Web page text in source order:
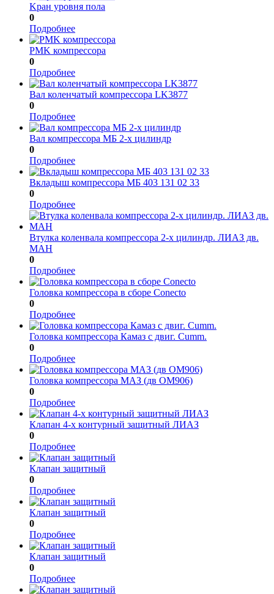
Kран уровня пола
0
Подробнее
PMK компрессора
0
Подробнее
Вал коленчатый компрессора LK3877
0
Подробнее
Вал компрессора МБ 2-х цилиндр
0
Подробнее
Вкладыш компрессора МБ 403 131 02 33
0
Подробнее
Втулка коленвала компрессора 2-х цилиндр. ЛИАЗ дв.
МАН
0
Подробнее
Головка компрессора в сборе Conecto
0
Подробнее
Головка компрессора Камаз с двиг. Cumm.
0
Подробнее
Головка компрессора МАЗ (дв OM906)
0
Подробнее
Клапан 4-х контурный защитный ЛИАЗ
0
Подробнее
Клапан защитный
0
Подробнее
Клапан защитный
0
Подробнее
Клапан защитный
0
Подробнее